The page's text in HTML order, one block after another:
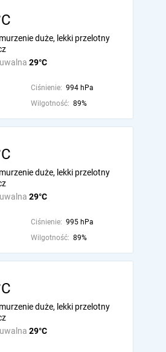
29°C
duże, lekki przelotny
Ciśnienie: 994 hPa
Wilgotność: 89%
29°C
duże, lekki przelotny
Ciśnienie: 995 hPa
Wilgotność: 89%
29°C
duże, lekki przelotny